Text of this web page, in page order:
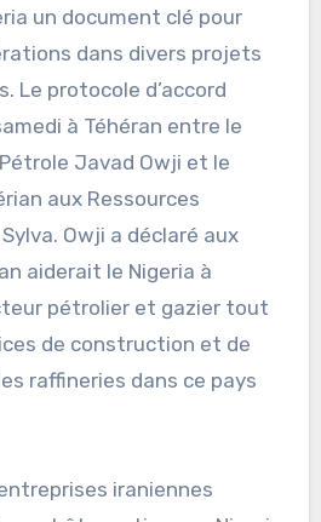
un document clé pour
dans divers projets
Le protocole d’accord
à Téhéran entre le
Javad Owji et le
aux Ressources
Owji a déclaré aux
aiderait le Nigeria à
pétrolier et gazier tout
de construction et de
raffineries dans ce pays
iraniennes